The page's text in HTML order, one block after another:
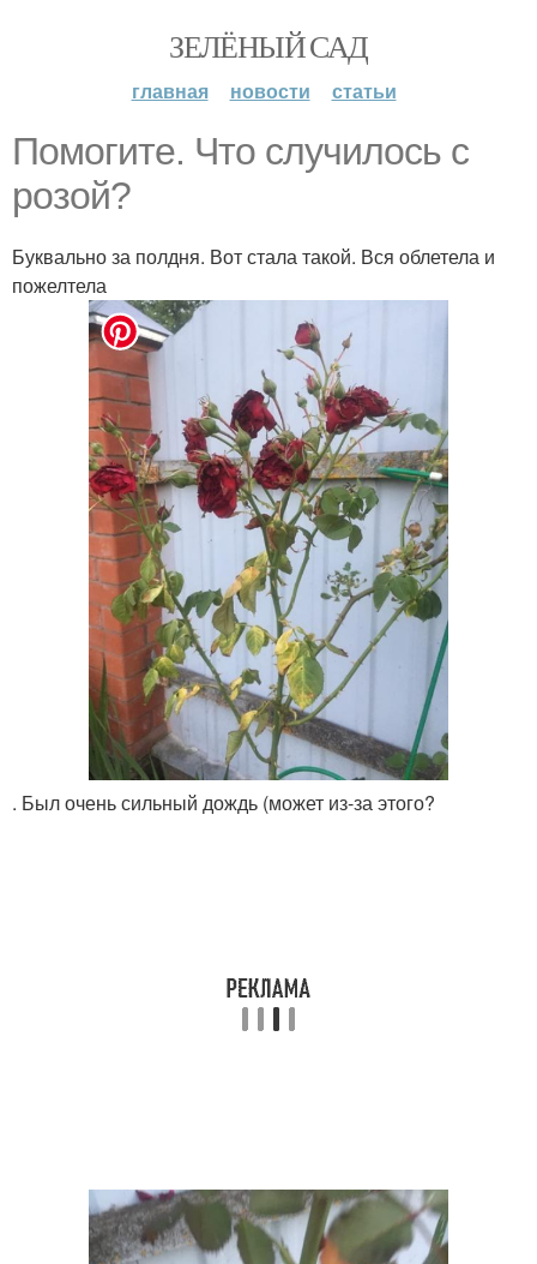
ЗЕЛЁНЫЙ САД
главная новости статьи
Помогите. Что случилось с
розой?
Буквально за полдня. Вот стала такой. Вся облетела и
пожелтела
. Был очень сильный дождь (может из-за этого?